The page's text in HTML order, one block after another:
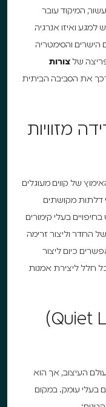
המיקוד עובר
ואיזו אנרגיה
הישרים והסימטריה
של צורות
את הסביבה הביתית
מזוויות
המובהקים של 2025 הוא האימוץ של קווים מעוגלים
דלתות מקושתים
בעלי קימורים
החדר וליצור זרימה
כיום ליצור
חלל ליצירת אמנות
יוקרה שקטה (Quiet Luxury)
העיצוב, אך הוא
בעלי עומק. במקום